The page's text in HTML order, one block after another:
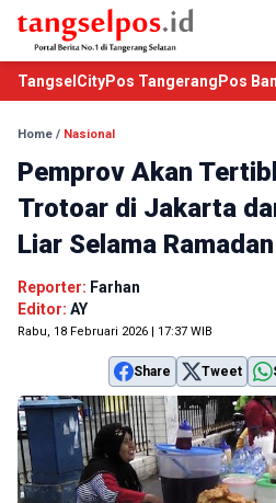
TangselCityPos Tangerang Pos
Home / Nasional
Pemprov Akan
Trotoar di Jakarta
Liar Selama Ramadan
Reporter: Farhan
Editor: AY
Rabu, 18 Februari 2026 | 17:37 WIB
Share Tweet